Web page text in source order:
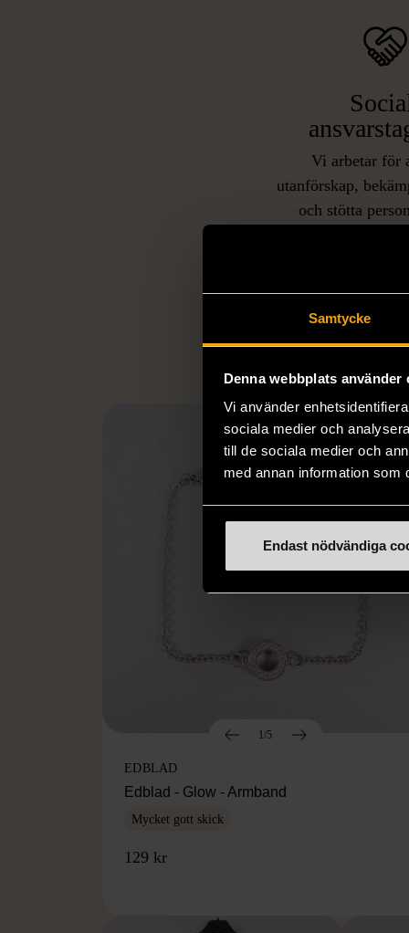
Samtycke
Denna webbplats använder
Vi använder
sociala medier och
till de sociala medier och
med annan information som
Endast nödvändiga
Vi arbetar för
utanförskap,
och stötta
1/5
EDBLAD
Edblad - Glow - Armband
Mycket gott skick
129 kr